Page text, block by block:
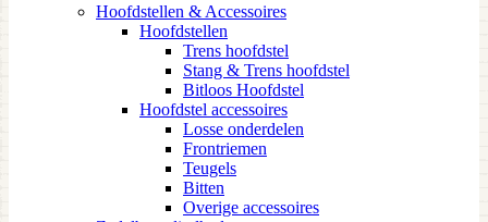
Hoofdstellen & Accessoires
Hoofdstellen
Trens hoofdstel
Stang & Trens hoofdstel
Bitloos Hoofdstel
Hoofdstel accessoires
Losse onderdelen
Frontriemen
Teugels
Bitten
Overige accessoires